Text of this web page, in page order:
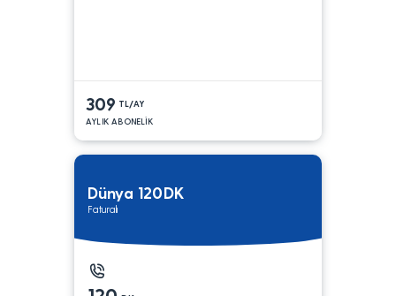
309 TL/AY
AYLIK ABONELİK
Dünya 120DK
Faturalı